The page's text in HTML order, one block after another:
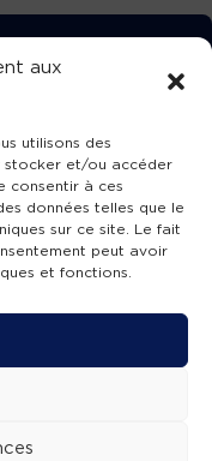
aux
utilisons des
stocker et/ou accéder
consentir à ces
données telles que le
sur ce site. Le fait
peut avoir
et fonctions.
!
!